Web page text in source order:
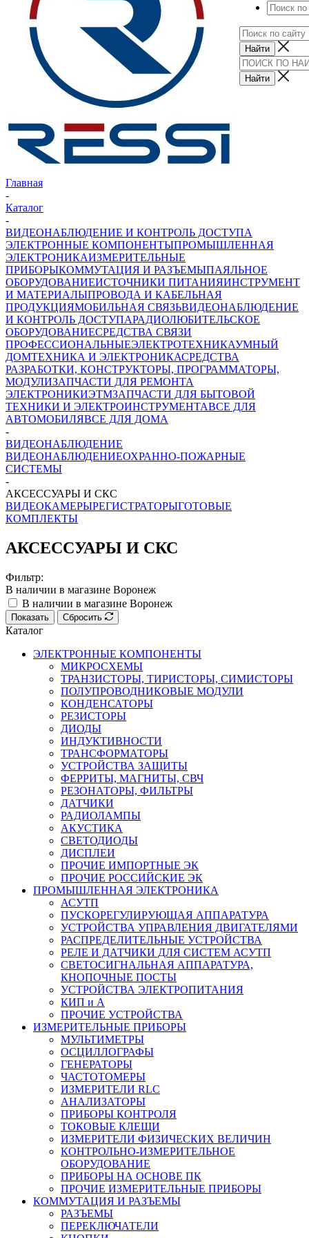
Главная
-
Каталог
-
ВИДЕОНАБЛЮДЕНИЕ И КОНТРОЛЬ ДОСТУПА
ЭЛЕКТРОННЫЕ КОМПОНЕНТЫПРОМЫШЛЕННАЯ
ЭЛЕКТРОНИКАИЗМЕРИТЕЛЬНЫЕ
ПРИБОРЫКОММУТАЦИЯ И РАЗЪЕМЫПАЯЛЬНОЕ
ОБОРУДОВАНИЕИСТОЧНИКИ ПИТАНИЯИНСТРУМЕНТ
И МАТЕРИАЛЫПРОВОДА И КАБЕЛЬНАЯ
ПРОДУКЦИЯМОБИЛЬНАЯ СВЯЗЬВИДЕОНАБЛЮДЕНИЕ
И КОНТРОЛЬ ДОСТУПАРАДИОЛЮБИТЕЛЬСКОЕ
ОБОРУДОВАНИЕСРЕДСТВА СВЯЗИ
ПРОФЕССИОНАЛЬНЫЕЭЛЕКТРОТЕХНИКАУМНЫЙ
ДОМТЕХНИКА И ЭЛЕКТРОНИКАСРЕДСТВА
РАЗРАБОТКИ, КОНСТРУКТОРЫ, ПРОГРАММАТОРЫ,
МОДУЛИЗАПЧАСТИ ДЛЯ РЕМОНТА
ЭЛЕКТРОНИКИЭТМЗАПЧАСТИ ДЛЯ БЫТОВОЙ
ТЕХНИКИ И ЭЛЕКТРОИНСТРУМЕНТАВСЕ ДЛЯ
АВТОМОБИЛЯВСЕ ДЛЯ ДОМА
-
ВИДЕОНАБЛЮДЕНИЕ
ВИДЕОНАБЛЮДЕНИЕОХРАННО-ПОЖАРНЫЕ
СИСТЕМЫ
-
АКСЕССУАРЫ И СКС
ВИДЕОКАМЕРЫРЕГИСТРАТОРЫГОТОВЫЕ
КОМПЛЕКТЫ
АКСЕССУАРЫ И СКС
Фильтр:
В наличии в магазине Воронеж
В наличии в магазине Воронеж
Показать Сбросить
Каталог
ЭЛЕКТРОННЫЕ КОМПОНЕНТЫ
МИКРОСХЕМЫ
ТРАНЗИСТОРЫ, ТИРИСТОРЫ, СИМИСТОРЫ
ПОЛУПРОВОДНИКОВЫЕ МОДУЛИ
КОНДЕНСАТОРЫ
РЕЗИСТОРЫ
ДИОДЫ
ИНДУКТИВНОСТИ
ТРАНСФОРМАТОРЫ
УСТРОЙСТВА ЗАЩИТЫ
ФЕРРИТЫ, МАГНИТЫ, СВЧ
РЕЗОНАТОРЫ, ФИЛЬТРЫ
ДАТЧИКИ
РАДИОЛАМПЫ
АКУСТИКА
СВЕТОДИОДЫ
ДИСПЛЕИ
ПРОЧИЕ ИМПОРТНЫЕ ЭК
ПРОЧИЕ РОССИЙСКИЕ ЭК
ПРОМЫШЛЕННАЯ ЭЛЕКТРОНИКА
АСУТП
ПУСКОРЕГУЛИРУЮЩАЯ АППАРАТУРА
УСТРОЙСТВА УПРАВЛЕНИЯ ДВИГАТЕЛЯМИ
РАСПРЕДЕЛИТЕЛЬНЫЕ УСТРОЙСТВА
РЕЛЕ И ДАТЧИКИ ДЛЯ СИСТЕМ АСУТП
СВЕТОСИГНАЛЬНАЯ АППАРАТУРА,
КНОПОЧНЫЕ ПОСТЫ
УСТРОЙСТВА ЭЛЕКТРОПИТАНИЯ
КИП и А
ПРОЧИЕ УСТРОЙСТВА
ИЗМЕРИТЕЛЬНЫЕ ПРИБОРЫ
МУЛЬТИМЕТРЫ
ОСЦИЛЛОГРАФЫ
ГЕНЕРАТОРЫ
ЧАСТОТОМЕРЫ
ИЗМЕРИТЕЛИ RLC
АНАЛИЗАТОРЫ
ПРИБОРЫ КОНТРОЛЯ
ТОКОВЫЕ КЛЕЩИ
ИЗМЕРИТЕЛИ ФИЗИЧЕСКИХ ВЕЛИЧИН
КОНТРОЛЬНО-ИЗМЕРИТЕЛЬНОЕ
ОБОРУДОВАНИЕ
ПРИБОРЫ НА ОСНОВЕ ПК
ПРОЧИЕ ИЗМЕРИТЕЛЬНЫЕ ПРИБОРЫ
КОММУТАЦИЯ И РАЗЪЕМЫ
РАЗЪЕМЫ
ПЕРЕКЛЮЧАТЕЛИ